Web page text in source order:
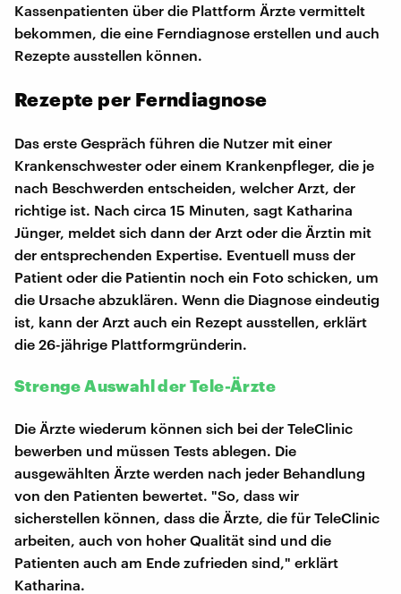
Kassenpatienten über die Plattform Ärzte vermittelt
bekommen, die eine Ferndiagnose erstellen und auch
Rezepte ausstellen können.
Rezepte per Ferndiagnose
Das erste Gespräch führen die Nutzer mit einer
Krankenschwester oder einem Krankenpfleger, die je
nach Beschwerden entscheiden, welcher Arzt, der
richtige ist. Nach circa 15 Minuten, sagt Katharina
Jünger, meldet sich dann der Arzt oder die Ärztin mit
der entsprechenden Expertise. Eventuell muss der
Patient oder die Patientin noch ein Foto schicken, um
die Ursache abzuklären. Wenn die Diagnose eindeutig
ist, kann der Arzt auch ein Rezept ausstellen, erklärt
die 26-jährige Plattformgründerin.
Strenge Auswahl der Tele-Ärzte
Die Ärzte wiederum können sich bei der TeleClinic
bewerben und müssen Tests ablegen. Die
ausgewählten Ärzte werden nach jeder Behandlung
von den Patienten bewertet. "So, dass wir
sicherstellen können, dass die Ärzte, die für TeleClinic
arbeiten, auch von hoher Qualität sind und die
Patienten auch am Ende zufrieden sind," erklärt
Katharina.